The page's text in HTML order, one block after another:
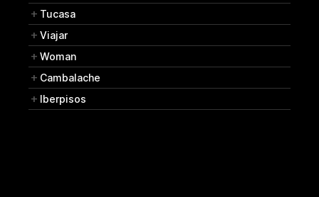
Tucasa
Viajar
Woman
Cambalache
Iberpisos